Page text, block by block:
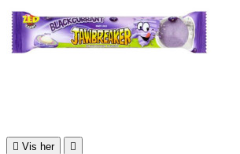
 Vis her 